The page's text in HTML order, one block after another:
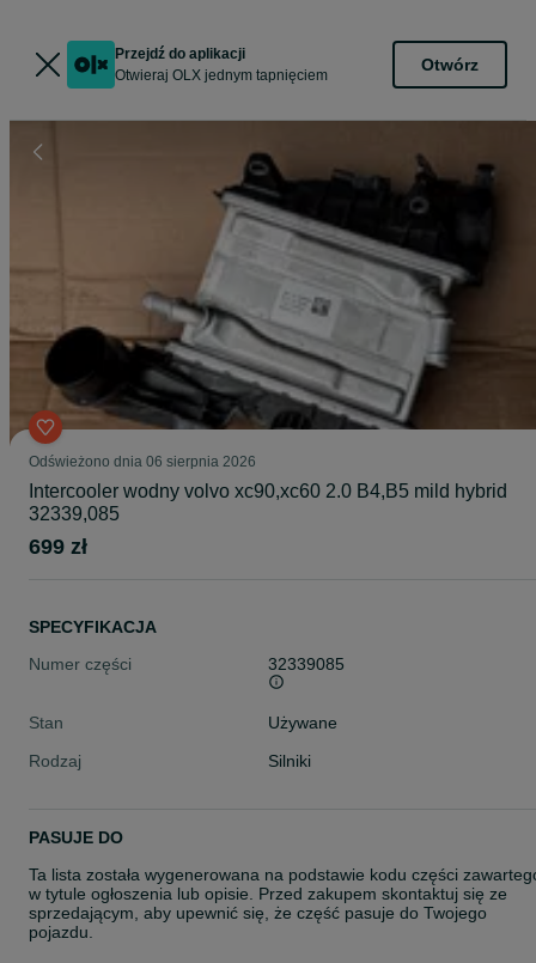
Przejdź do aplikacji
Otwieraj OLX jednym tapnięciem
Otwórz
Odświeżono dnia 06 sierpnia 2026
Intercooler wodny volvo xc90,xc60 2.0 B4,B5 mild hybrid
32339,085
699 zł
SPECYFIKACJA
Numer części
32339085
Stan
Używane
Rodzaj
Silniki
PASUJE DO
Ta lista została wygenerowana na podstawie kodu części
w tytule ogłoszenia lub opisie. Przed zakupem skontaktuj się ze
sprzedającym, aby upewnić się, że część pasuje do Twojego
pojazdu.